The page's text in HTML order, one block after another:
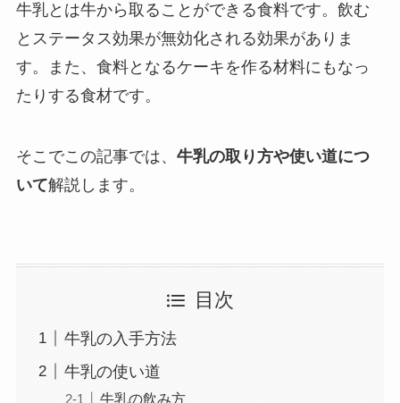
牛乳とは牛から取ることができる食料です。飲む
とステータス効果が無効化される効果がありま
す。また、食料となるケーキを作る材料にもなっ
たりする食材です。
そこでこの記事では、 牛乳の取り方や使い道につ
いて解説します。
目次
牛乳の入手方法
牛乳の使い道
牛乳の飲み方